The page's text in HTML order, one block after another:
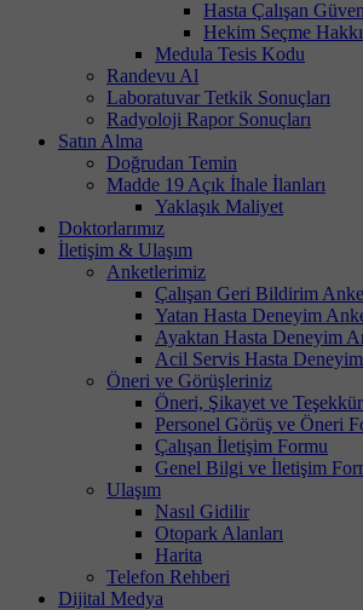
Hasta Çalışan
Hekim Seçme Hakkı
Medula Tesis Kodu
Randevu Al
Laboratuvar Tetkik Sonuçları
Radyoloji Rapor Sonuçları
Satın Alma
Doğrudan Temin
Madde 19 Açık İhale İlanları
Yaklaşık Maliyet
Doktorlarımız
İletişim & Ulaşım
Anketlerimiz
Çalışan Geri Bildirim
Yatan Hasta Deneyim
Ayaktan Hasta Deneyim
Acil Servis Hasta
Öneri ve Görüşleriniz
Öneri, Şikayet ve
Personel Görüş ve Öneri
Çalışan İletişim Formu
Genel Bilgi ve İletişim
Ulaşım
Nasıl Gidilir
Otopark Alanları
Harita
Telefon Rehberi
Dijital Medya